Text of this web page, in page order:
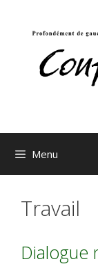
Menu
Travail
Dialogue